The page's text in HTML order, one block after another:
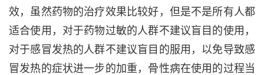
效，虽然药物的治疗效果比较好，但是不是所有人都
适合使用，对于药物过敏的人群不建议盲目的使用，
对于感冒发热的人群不建议盲目的服用，以免导致感
冒发热的症状进一步的加重，骨性病在使用的过程当